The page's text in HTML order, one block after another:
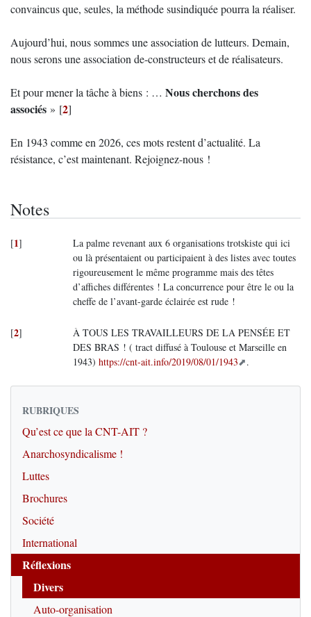
convaincus que, seules, la méthode susindiquée pourra la réaliser.
Aujourd’hui, nous sommes une association de lutteurs. Demain,
nous serons une association de-constructeurs et de réalisateurs.
Et pour mener la tâche à biens : … Nous cherchons des
associés » [2]
En 1943 comme en 2026, ces mots restent d’actualité. La
résistance, c’est maintenant. Rejoignez-nous !
Notes
[1]
La palme revenant aux 6 organisations trotskiste qui ici
ou là présentaient ou participaient à des listes avec toutes
rigoureusement le même programme mais des têtes
d’affiches différentes ! La concurrence pour être le ou la
cheffe de l’avant-garde éclairée est rude !
[2]
À TOUS LES TRAVAILLEURS DE LA PENSÉE ET
DES BRAS ! ( tract diffusé à Toulouse et Marseille en
1943) https://cnt-ait.info/2019/08/01/1943 .
RUBRIQUES
Qu’est ce que la CNT-AIT ?
Anarchosyndicalisme !
Luttes
Brochures
Société
International
Réflexions
Divers
Auto-organisation